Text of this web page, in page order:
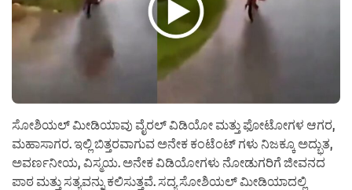
ಸೋಶಿಯಲ್ ಮೀಡಿಯಾವು ವೈರಲ್ ವಿಡಿಯೋ ಮತ್ತು ಫೋಟೋಗಳ ಆಗರ,
ಮಹಾಸಾಗರ. ಇಲ್ಲಿ ಬಿತ್ತರವಾಗುವ ಅನೇಕ ಕಂಟೆಂಟ್ ಗಳು ನಿಜಕ್ಕೂ ಅದ್ಭುತ,
ಅವರ್ಣನೀಯ, ವಿಸ್ಮಯ. ಅನೇಕ ವಿಡಿಯೋಗಳು ನೋಡುಗರಿಗೆ ಜೀವನದ
ಪಾಠ ಮತ್ತು ಸತ್ಯವನ್ನು ಕಲಿಸುತ್ತವೆ. ಸದ್ಯ ಸೋಶಿಯಲ್ ಮೀಡಿಯಾದಲ್ಲಿ